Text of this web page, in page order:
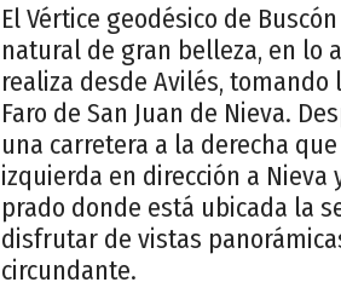
El Vértice geodésico de
natural de gran belleza, en lo
realiza desde Avilés,
Faro de San Juan de Nieva.
una carretera a la derecha
izquierda en dirección a
prado donde está ubicada la
disfrutar de vistas
circundante.